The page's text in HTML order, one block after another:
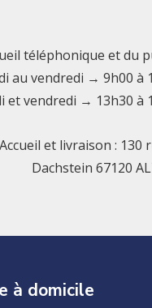
téléphonique et du
au vendredi → 9h00 à
et vendredi → 13h30 à
Accueil et livraison : 130
Dachstein 67120
à domicile